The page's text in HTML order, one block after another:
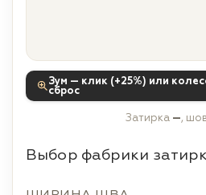
Зум — клик (+25%) или
сброс
Затирка —,
Выбор фабрики